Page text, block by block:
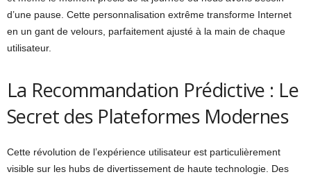
d’une pause. Cette personnalisation extrême transforme Internet
en un gant de velours, parfaitement ajusté à la main de chaque
utilisateur.
La Recommandation Prédictive : Le
Secret des Plateformes Modernes
Cette révolution de l’expérience utilisateur est particulièrement
visible sur les hubs de divertissement de haute technologie. Des